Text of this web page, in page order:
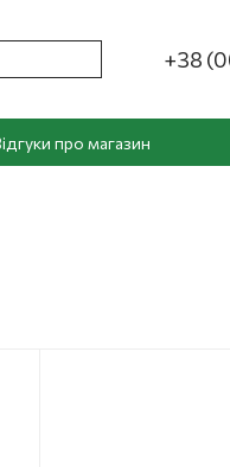
+38
про магазин